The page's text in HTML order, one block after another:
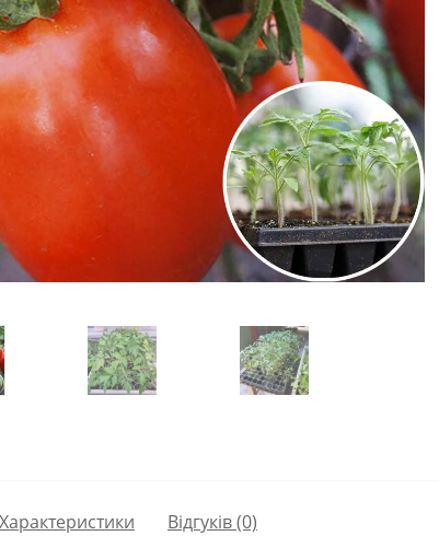
Характеристики Відгуків (0)